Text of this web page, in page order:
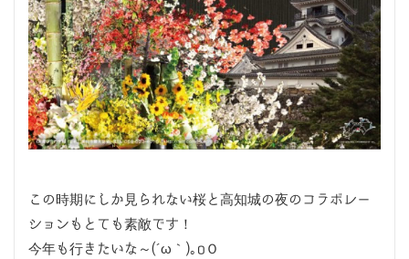
この時期にしか見られない桜と高知城の夜のコラボレー
ションもとても素敵です！
今年も行きたいな～(´ω｀)｡oＯ